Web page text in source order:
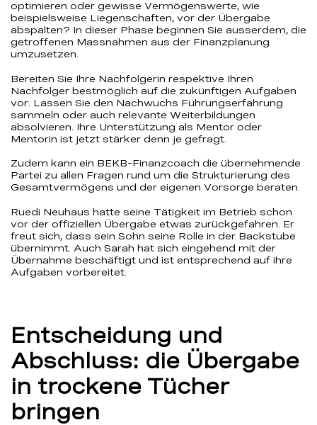
optimieren oder gewisse Vermögenswerte, wie
beispielsweise Liegenschaften, vor der Übergabe
abspalten? In dieser Phase beginnen Sie ausserdem, die
getroffenen Massnahmen aus der Finanzplanung
umzusetzen.
Bereiten Sie Ihre Nachfolgerin respektive Ihren
Nachfolger bestmöglich auf die zukünftigen Aufgaben
vor. Lassen Sie den Nachwuchs Führungserfahrung
sammeln oder auch relevante Weiterbildungen
absolvieren. Ihre Unterstützung als Mentor oder
Mentorin ist jetzt stärker denn je gefragt.
Zudem kann ein BEKB-Finanzcoach die übernehmende
Partei zu allen Fragen rund um die Strukturierung des
Gesamtvermögens und der eigenen Vorsorge beraten.
Ruedi Neuhaus hatte seine Tätigkeit im Betrieb schon
vor der offiziellen Übergabe etwas zurückgefahren. Er
freut sich, dass sein Sohn seine Rolle in der Backstube
übernimmt. Auch Sarah hat sich eingehend mit der
Übernahme beschäftigt und ist entsprechend auf ihre
Aufgaben vorbereitet.
Entscheidung und
Abschluss: die Übergabe
in trockene Tücher
bringen